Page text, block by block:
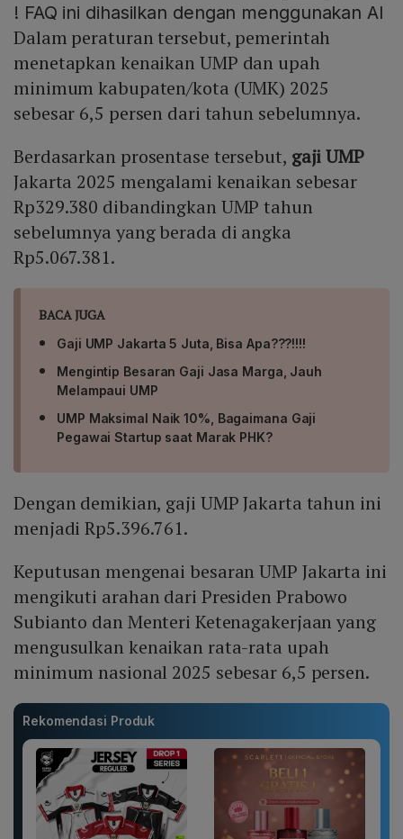
! FAQ ini dihasilkan dengan menggunakan AI
Dalam peraturan tersebut, pemerintah
menetapkan kenaikan UMP dan upah
minimum kabupaten/kota (UMK) 2025
sebesar 6,5 persen dari tahun sebelumnya.
Berdasarkan prosentase tersebut, gaji UMP
Jakarta 2025 mengalami kenaikan sebesar
Rp329.380 dibandingkan UMP tahun
sebelumnya yang berada di angka
Rp5.067.381.
BACA JUGA
Gaji UMP Jakarta 5 Juta, Bisa Apa???!!!!
Mengintip Besaran Gaji Jasa Marga, Jauh
Melampaui UMP
UMP Maksimal Naik 10%, Bagaimana Gaji
Pegawai Startup saat Marak PHK?
Dengan demikian, gaji UMP Jakarta tahun ini
menjadi Rp5.396.761.
Keputusan mengenai besaran UMP Jakarta ini
mengikuti arahan dari Presiden Prabowo
Subianto dan Menteri Ketenagakerjaan yang
mengusulkan kenaikan rata-rata upah
minimum nasional 2025 sebesar 6,5 persen.
Rekomendasi Produk